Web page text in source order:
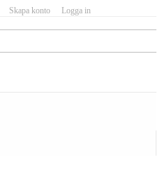
Skapa konto Logga in